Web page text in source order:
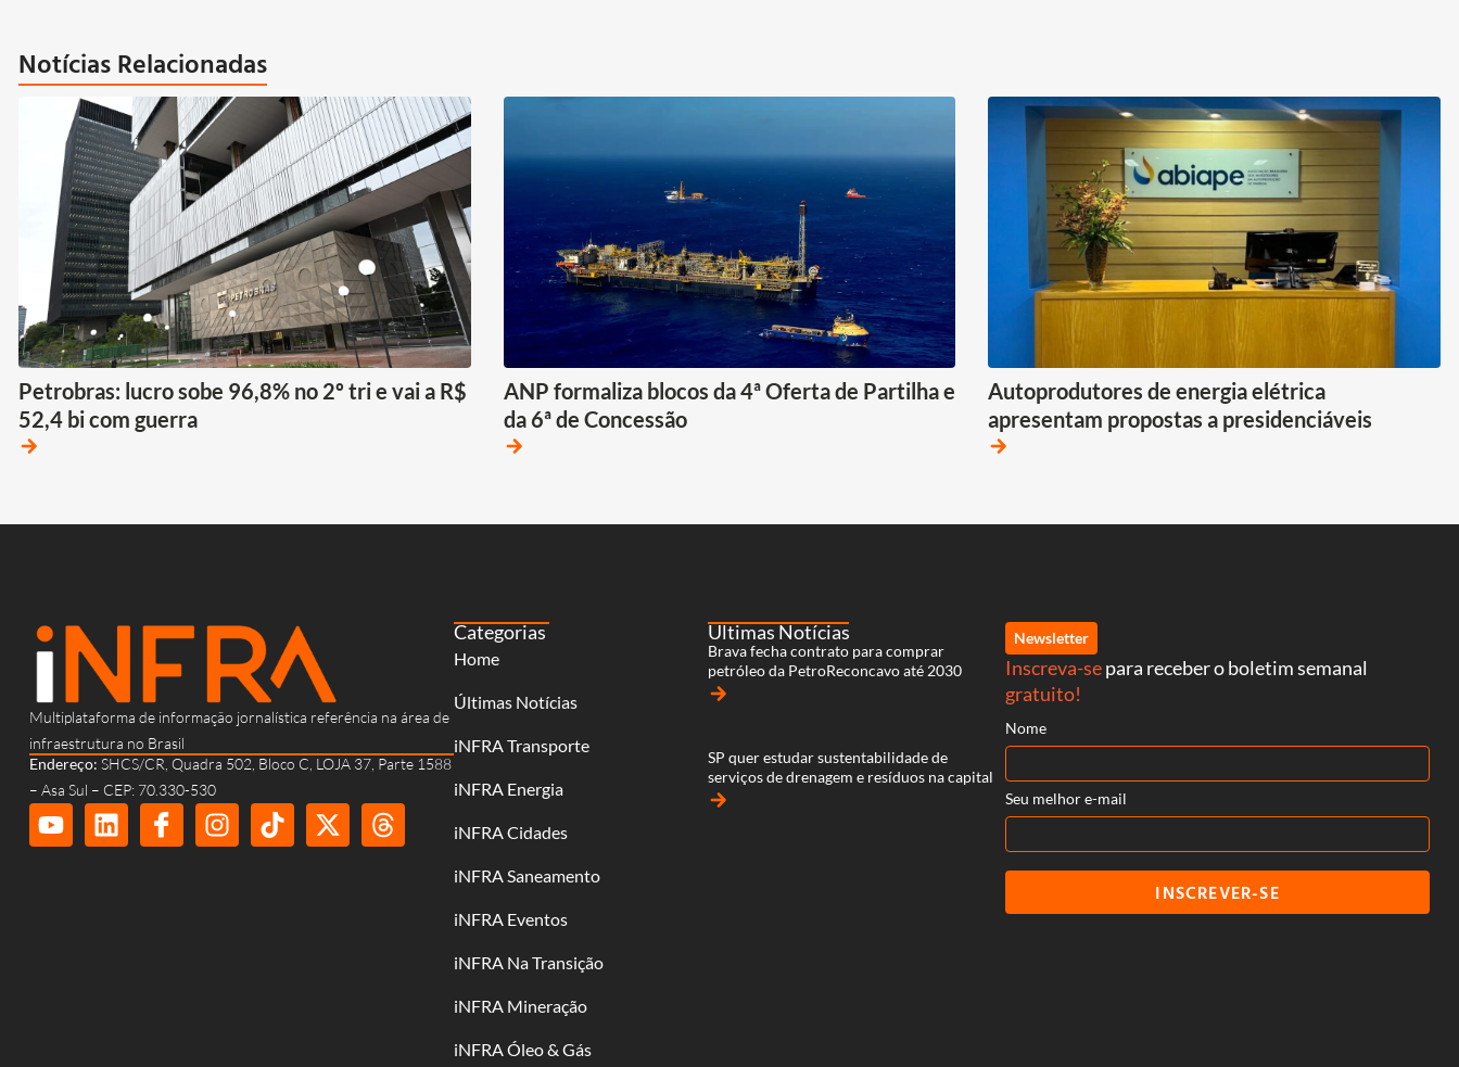
Notícias Relacionadas
Petrobras: lucro sobe 96,8% no 2º tri e vai a R$
52,4 bi com guerra
arrow_forward
ANP formaliza blocos da 4ª Oferta de Partilha e
da 6ª de Concessão
arrow_forward
Autoprodutores de energia elétrica
apresentam propostas a presidenciáveis
arrow_forward
Multiplataforma de informação jornalística referência na área de
infraestrutura no Brasil
Endereço: SHCS/CR, Quadra 502, Bloco C, LOJA 37, Parte 1588
– Asa Sul – CEP: 70.330-530
Categorias
Home
Últimas Notícias
iNFRA Transporte
iNFRA Energia
iNFRA Cidades
iNFRA Saneamento
iNFRA Eventos
iNFRA Na Transição
iNFRA Mineração
iNFRA Óleo & Gás
Últimas Notícias
Brava fecha contrato para comprar
petróleo da PetroReconcavo até 2030
arrow_forward
SP quer estudar sustentabilidade de
serviços de drenagem e resíduos na capital
arrow_forward
Newsletter
Inscreva-separa receber o boletim semanal
gratuito!
Nome
Seu melhor e-mail
INSCREVER-SE